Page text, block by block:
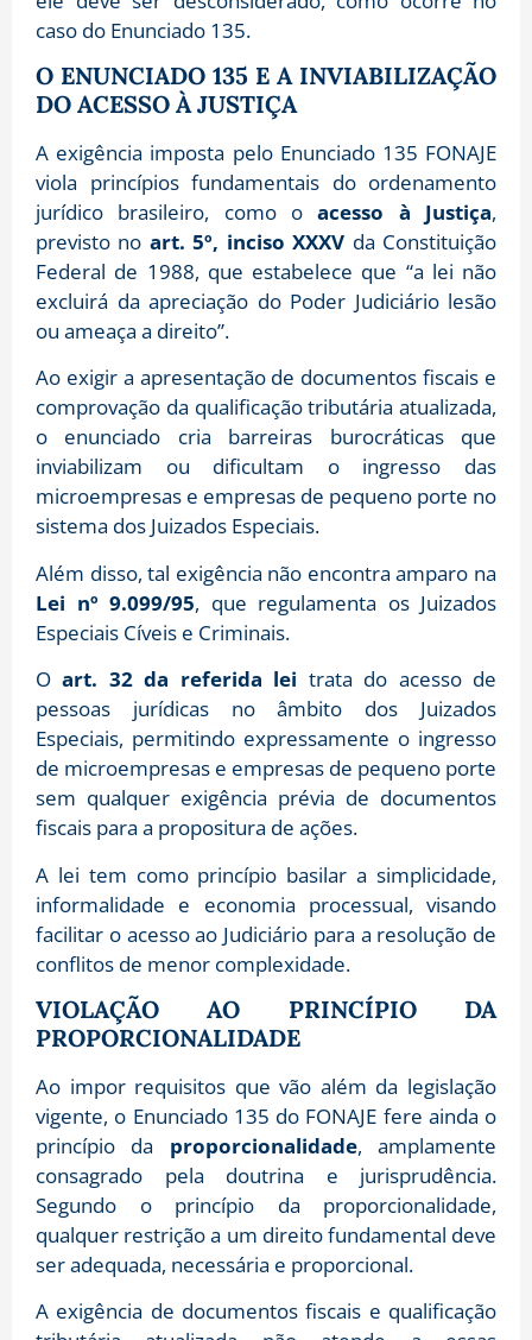
caso do Enunciado 135.
O ENUNCIADO 135 E A INVIABILIZAÇÃO
DO ACESSO À JUSTIÇA
A exigência imposta pelo Enunciado 135 FONAJE
viola princípios fundamentais do ordenamento
jurídico brasileiro, como oacesso à Justiça,
previsto no art. 5º, inciso XXXV da Constituição
Federal de 1988, que estabelece que “a lei não
excluirá da apreciação do Poder Judiciário lesão
ou ameaça a direito”.
Ao exigir a apresentação de documentos fiscais e
comprovação da qualificação tributária atualizada,
o enunciado cria barreiras burocráticas que
inviabilizam ou dificultam o ingresso das
microempresas e empresas de pequeno porte no
sistema dos Juizados Especiais.
Além disso, tal exigência não encontra amparo na
Lei nº 9.099/95, que regulamenta os Juizados
Especiais Cíveis e Criminais.
Oart. 32 da referida lei trata do acesso de
pessoas jurídicas no âmbito dos Juizados
Especiais, permitindo expressamente o ingresso
de microempresas e empresas de pequeno porte
sem qualquer exigência prévia de documentos
fiscais para a propositura de ações.
A lei tem como princípio basilar a simplicidade,
informalidade e economia processual, visando
facilitar o acesso ao Judiciário para a resolução de
conflitos de menor complexidade.
VIOLAÇÃO AO PRINCÍPIO DA
PROPORCIONALIDADE
Ao impor requisitos que vão além da legislação
vigente, o Enunciado 135 do FONAJE fere ainda o
princípio da proporcionalidade, amplamente
consagrado pela doutrina e jurisprudência.
Segundo o princípio da proporcionalidade,
qualquer restrição a um direito fundamental deve
ser adequada, necessária e proporcional.
A exigência de documentos fiscais e qualificação